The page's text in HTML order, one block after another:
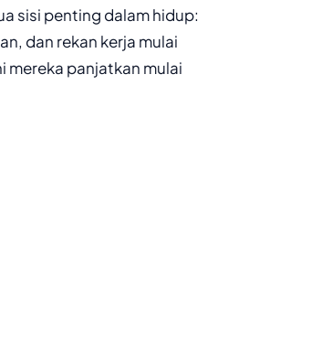
sisi penting dalam hidup:
dan rekan kerja mulai
mereka panjatkan mulai